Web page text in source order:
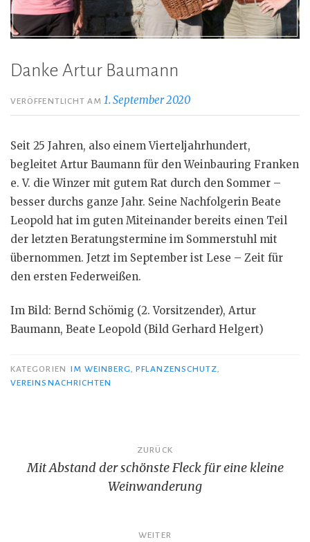
Danke Artur Baumann
VERÖFFENTLICHT AM 1. September 2020
Seit 25 Jahren, also einem Vierteljahrhundert,
begleitet Artur Baumann für den Weinbauring Franken
e. V. die Winzer mit gutem Rat durch den Sommer –
besser durchs ganze Jahr. Seine Nachfolgerin Beate
Leopold hat im guten Miteinander bereits einen Teil
der letzten Beratungstermine im Sommerstuhl mit
übernommen. Jetzt im September ist Lese – Zeit für
den ersten Federweißen.
Im Bild: Bernd Schömig (2. Vorsitzender), Artur
Baumann, Beate Leopold (Bild Gerhard Helgert)
KATEGORIEN IM WEINBERG ,PFLANZENSCHUTZ
VEREINSNACHRICHTEN
Beitragsnavigation
ZURÜCK
Mit Abstand der schönste Fleck für eine kleine
Weinwanderung
WEITER